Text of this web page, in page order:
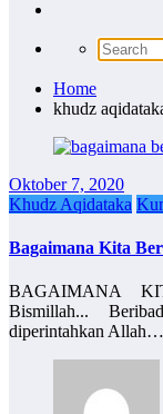
Home
khudz
Oktober 7, 2020
Khudz Aqidataka
Bagaimana Kita
BAGAIMANA
Bismillah...
diperintahkan Allah…